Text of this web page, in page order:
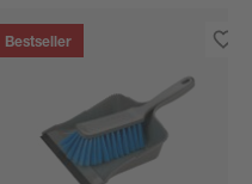
Bestseller